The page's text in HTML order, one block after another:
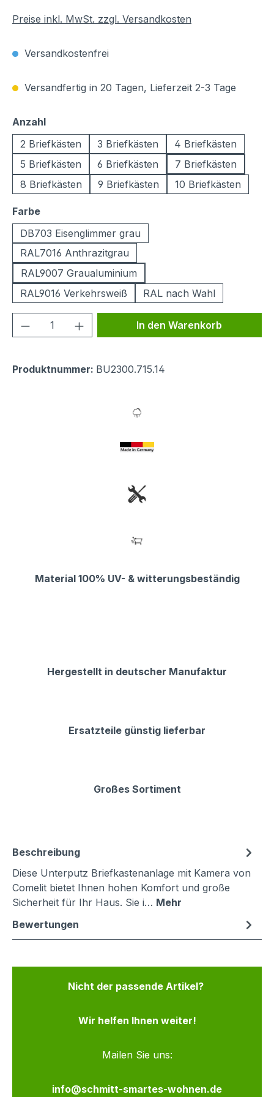
Preise inkl. MwSt. zzgl. Versandkosten
Versandkostenfrei
Versandfertig in 20 Tagen, Lieferzeit 2-3 Tage
Anzahlauswählen
2 Briefkästen
3 Briefkästen
4 Briefkästen
5 Briefkästen
6 Briefkästen
7 Briefkästen
8 Briefkästen
9 Briefkästen 10 Briefkästen
Farbeauswählen
DB703 Eisenglimmer grau
RAL7016 Anthrazitgrau
RAL9007 Graualuminium
RAL9016 Verkehrsweiß
RAL nach Wahl
Produkt Anzahl: Gib denIn den Warenkorb
Produktnummer: BU2300.715.14
Material 100% UV- & witterungsbeständig
Hergestellt in deutscher Manufaktur
Ersatzteile günstig lieferbar
Großes Sortiment
Beschreibung
Diese Unterputz Briefkastenanlage mit Kamera von
Comelit bietet Ihnen hohen Komfort und große
Sicherheit für Ihr Haus. Sie i… Mehr
Bewertungen
Nicht der passende Artikel?
Wir helfen Ihnen weiter!
Mailen Sie uns:
info@schmitt-smartes-wohnen.de